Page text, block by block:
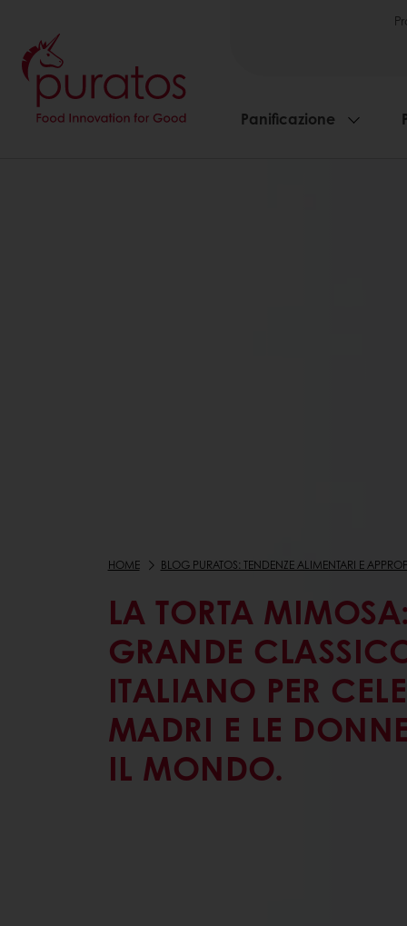
Panificazione
HOME BLOG PURATOS: TENDENZE ALIMENTARI E
LA TORTA
GRANDE
ITALIANO PER
MADRI E LE
IL MONDO.